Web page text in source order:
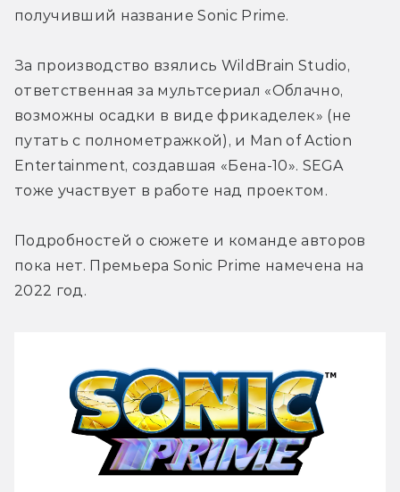
получивший название Sonic Prime.
За производство взялись WildBrain Studio,
ответственная за мультсериал «Облачно,
возможны осадки в виде фрикаделек» (не
путать с полнометражкой), и Man of Action
Entertainment, создавшая «Бена-10». SEGA
тоже участвует в работе над проектом.
Подробностей о сюжете и команде авторов
пока нет. Премьера Sonic Prime намечена на
2022 год.